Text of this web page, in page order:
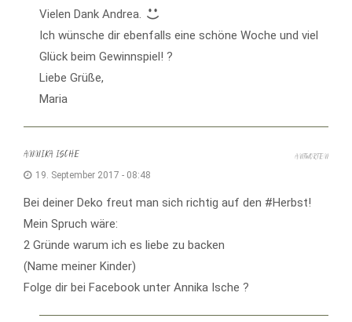
Vielen Dank Andrea.
Ich wünsche dir ebenfalls eine schöne Woche und viel
Glück beim Gewinnspiel! ?
Liebe Grüße,
Maria
ANNIKA ISCHE
19. September 2017 - 08:48
Bei deiner Deko freut man sich richtig auf den #Herbst!
Mein Spruch wäre:
2 Gründe warum ich es liebe zu backen
(Name meiner Kinder)
Folge dir bei Facebook unter Annika Ische ?
ANTWORTEN